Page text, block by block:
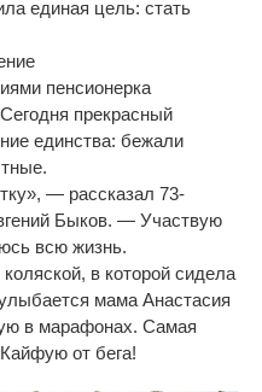
единая цель: стать
пенсионерка
Сегодня прекрасный
единства: бежали
», — рассказал 73-
Быков. — Участвую
всю жизнь.
коляской, в которой сидела
мама Анастасия
в марафонах. Самая
от бега!